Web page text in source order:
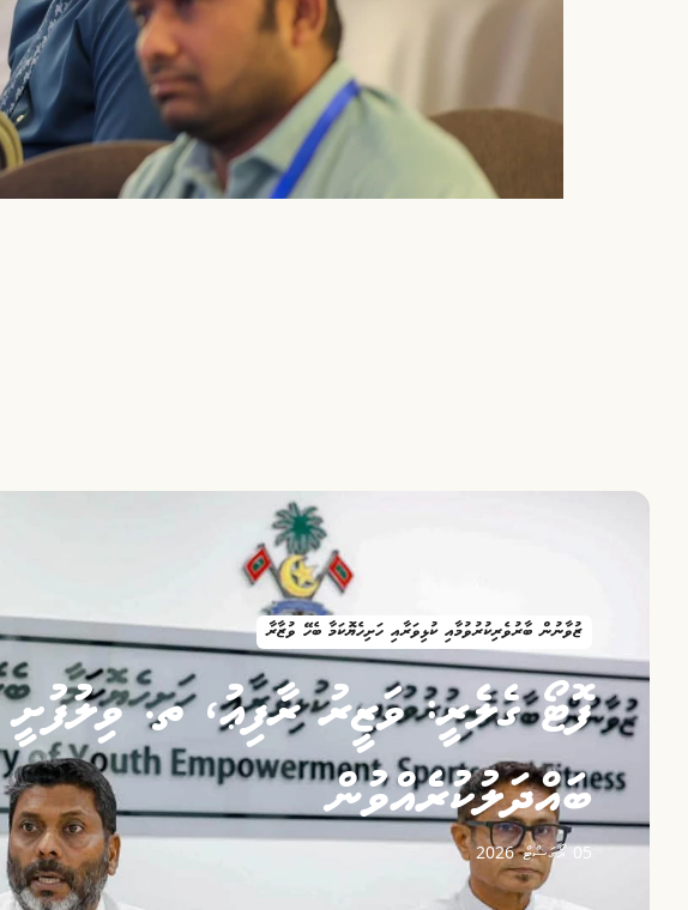
ޒުވާނުން ބާރުވެރިކުރުވުމާއި ކުޅިވަރާއި ހަށިހެޔޮކަމާ ބެހޭ ވުޒާރާ
ފޮޓޯ ގެލެރީ: ވަޒީރު ރާފިޢު، ތ.
ބައްދަލުކުރެއްވުން
05 އޯގަސްޓް 2026